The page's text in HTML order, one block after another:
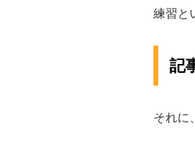
練習と
記
それに